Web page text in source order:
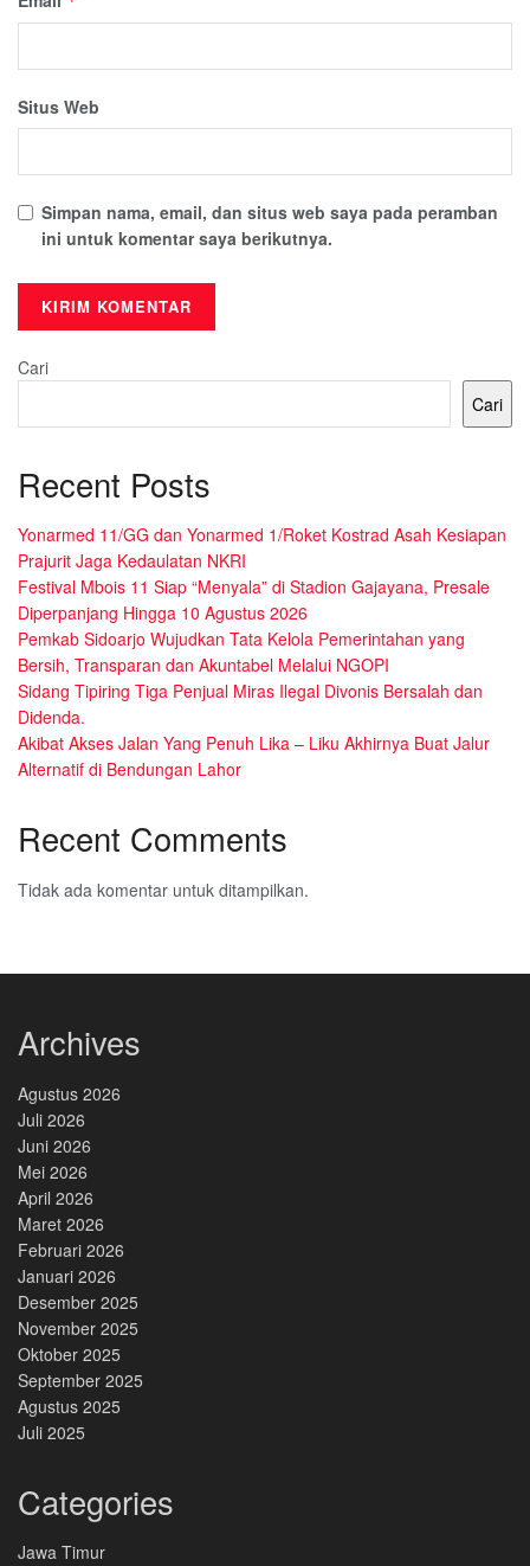
Situs Web
Simpan nama, email, dan situs web saya pada peramban
ini untuk komentar saya berikutnya.
Cari
Cari
Recent Posts
Yonarmed 11/GG dan Yonarmed 1/Roket Kostrad Asah Kesiapan
Prajurit Jaga Kedaulatan NKRI
Festival Mbois 11 Siap “Menyala” di Stadion Gajayana, Presale
Diperpanjang Hingga 10 Agustus 2026
Pemkab Sidoarjo Wujudkan Tata Kelola Pemerintahan yang
Bersih, Transparan dan Akuntabel Melalui NGOPI
Sidang Tipiring Tiga Penjual Miras Ilegal Divonis Bersalah dan
Didenda.
Akibat Akses Jalan Yang Penuh Lika – Liku Akhirnya Buat Jalur
Alternatif di Bendungan Lahor
Recent Comments
Tidak ada komentar untuk ditampilkan.
Archives
Agustus 2026
Juli 2026
Juni 2026
Mei 2026
April 2026
Maret 2026
Februari 2026
Januari 2026
Desember 2025
November 2025
Oktober 2025
September 2025
Agustus 2025
Juli 2025
Categories
Jawa Timur